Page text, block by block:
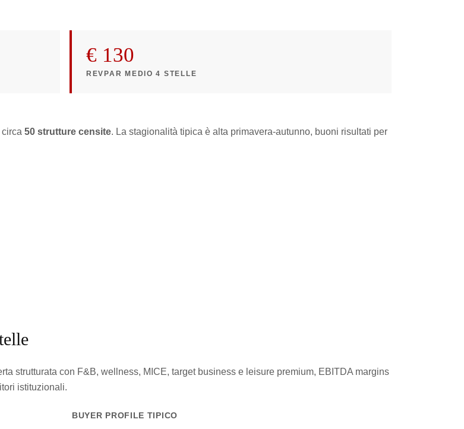
€ 130
REVPAR MEDIO 4 STELLE
50 strutture censite. La stagionalità tipica è alta primavera-autunno, buoni risultati per
strutturata con F&B, wellness, MICE, target business e leisure premium, EBITDA margins
istituzionali.
BUYER PROFILE TIPICO